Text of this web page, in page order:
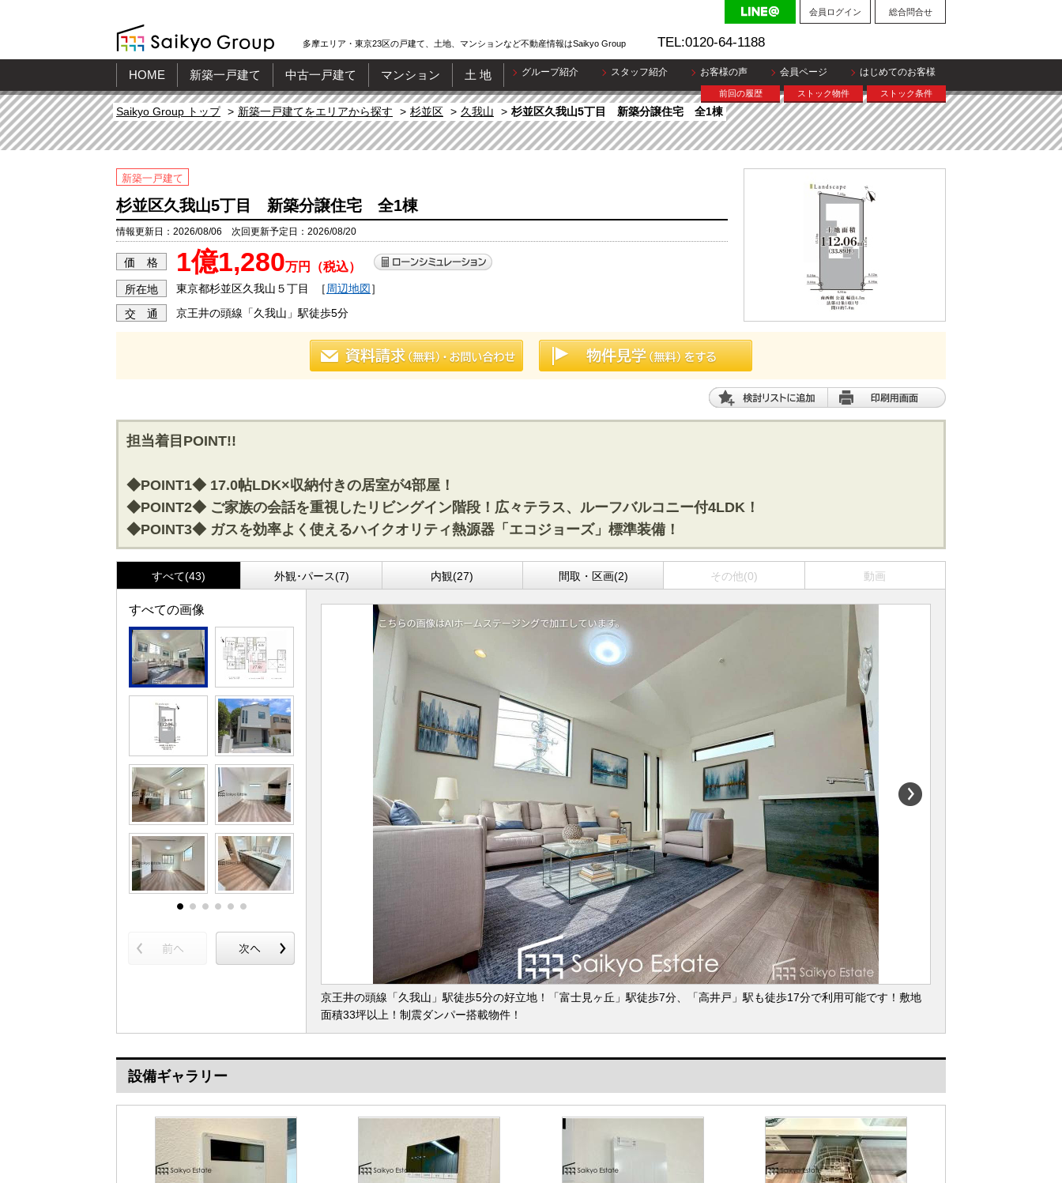
多摩エリア・東京23区の戸建て、土地、マンションなど不動産情報はSaikyo Group TEL:0120-64-1188
会員ログイン 総合問合せ
HOME 新築一戸建て 中古一戸建て マンション 土 地 グループ紹介 スタッフ紹介 お客様の声 会員ページ はじめてのお客様
前回の履歴 ストック物件 ストック条件
Saikyo Group トップ 新築一戸建てをエリアから探す 杉並区 久我山 杉並区久我山5丁目 新築分譲住宅 全1棟
新築一戸建て
杉並区久我山5丁目 新築分譲住宅 全1棟
情報更新日：2026/08/06 次回更新予定日：2026/08/20
価 格 1億1,280万円（税込）
所在地 東京都杉並区久我山５丁目 ［ 周辺地図］
交 通 京王井の頭線「久我山」駅徒歩5分
担当着目POINT!!
◆POINT1◆ 17.0帖LDK×収納付きの居室が4部屋！
◆POINT2◆ ご家族の会話を重視したリビングイン階段！広々テラス、ルーフバルコニー付4LDK！
◆POINT3◆ ガスを効率よく使えるハイクオリティ熱源器「エコジョーズ」標準装備！
すべて(43) 外観･パース(7) 内観(27) 間取・区画(2) その他(0) 動画
すべての画像
京王井の頭線「久我山」駅徒歩5分の好立地！「富士見ヶ丘」駅徒歩7分、「高井戸」駅も徒歩17分で利用可能です！敷地
面積33坪以上！制震ダンパー搭載物件！
設備ギャラリー